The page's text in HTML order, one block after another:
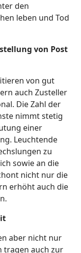
den
leben und Tod
von Post
von gut
auch Zusteller
Die Zahl der
nimmt stetig
einer
Leuchtende
zu
sowie an die
nicht nur die
erhöht auch die
aber nicht nur
tragen auch zur